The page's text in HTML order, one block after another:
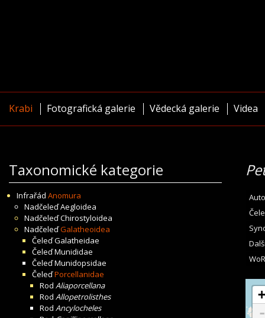
Krabi Fotografická galerie Vědecká galerie Videa
Taxonomické kategorie
Infrařád Anomura
NadčeleďAegloidea
NadčeleďChirostyloidea
NadčeleďGalatheoidea
ČeleďGalatheidae
ČeleďMunididae
ČeleďMunidopsidae
ČeleďPorcellanidae
Rod Aliaporcellana
Rod Allopetrolisthes
Rod Ancylocheles
+